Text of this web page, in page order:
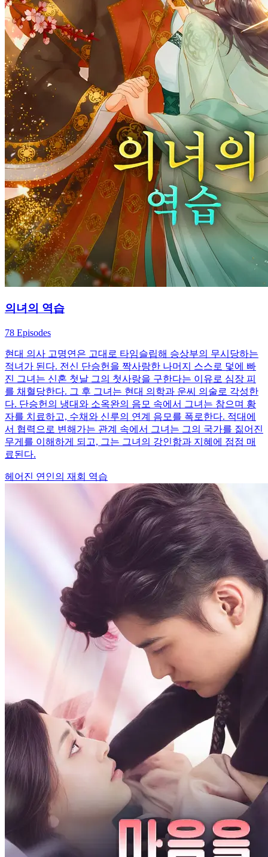
의녀의 역습
78 Episodes
현대 의사 고명연은 고대로 타임슬립해 승상부의 무시당하는
적녀가 된다. 전신 단승헌을 짝사랑한 나머지 스스로 덫에 빠
진 그녀는 신혼 첫날 그의 첫사랑을 구한다는 이유로 심장 피
를 채혈당한다. 그 후 그녀는 현대 의학과 운씨 의술로 각성한
다. 단승헌의 냉대와 소옥완의 음모 속에서 그녀는 참으며 황
자를 치료하고, 수채와 신루의 연계 음모를 폭로한다. 적대에
서 협력으로 변해가는 관계 속에서 그녀는 그의 국가를 짊어진
무게를 이해하게 되고, 그는 그녀의 강인함과 지혜에 점점 매
료된다.
헤어진 연인의 재회 역습